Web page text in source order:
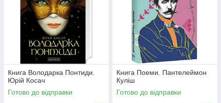
Книга Володарка Понтиди.
Юрій Косач
Готово до відправки
Книга Поеми. Пантелеймон
Куліш
Готово до відправки